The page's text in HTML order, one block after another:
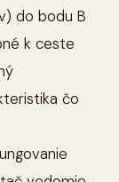
do bodu B
k ceste
čo